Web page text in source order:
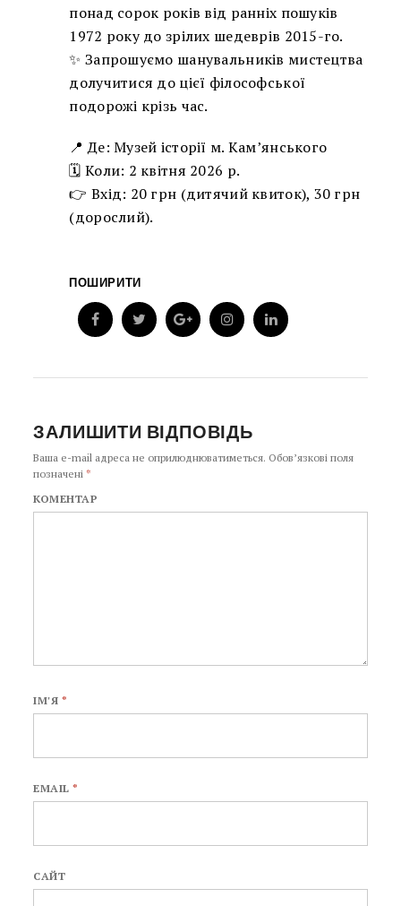
понад сорок років від ранніх пошуків
1972 року до зрілих шедеврів 2015-го.
✨ Запрошуємо шанувальників мистецтва
долучитися до цієї філософської
подорожі крізь час.
📍 Де: Музей історії м. Кам’янського
🗓 Коли: 2 квітня 2026 р.
👉 Вхід: 20 грн (дитячий квиток), 30 грн
(дорослий).
ПОШИРИТИ
ЗАЛИШИТИ ВІДПОВІДЬ
Ваша e-mail адреса не оприлюднюватиметься. Обов’язкові поля
позначені*
КОМЕНТАР
ІМ'Я *
EMAIL*
САЙТ